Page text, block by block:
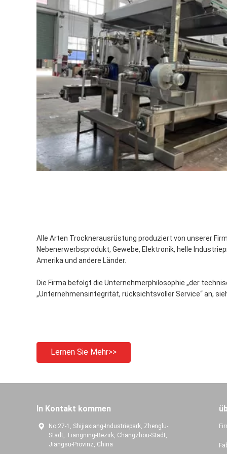
Alle Arten Trocknerausrüstung produziert von unserer
Nebenerwerbsprodukt, Gewebe, Elektronik, helle
Amerika und andere Länder.
Die Firma befolgt die Unternehmerphilosophie „der
„Unternehmensintegrität, rücksichtsvoller Service“ an,
Lernen Sie Mehr>>
In Kontakt kommen
No.27-1, Shijiaxiang-Industriepark, Zhenglu-
Stadt, Tiangning-Bezirk, Changzhou-Stadt,
Jiangsu-Provinz, China